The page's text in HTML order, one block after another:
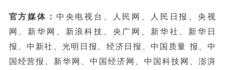
官方媒体： 中央电视台、人民网、人民日报、央视
网、新华网、新浪科技、央广网、新华社、新华日
报、中新社、光明日报、经济日报、中国质量 报、中
国经营报、新华网、中国经济网、中国科技网、澎湃